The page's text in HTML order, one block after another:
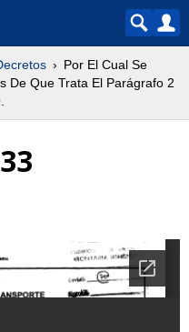
Por El Cual Se
De Que Trata El Parágrafo 2